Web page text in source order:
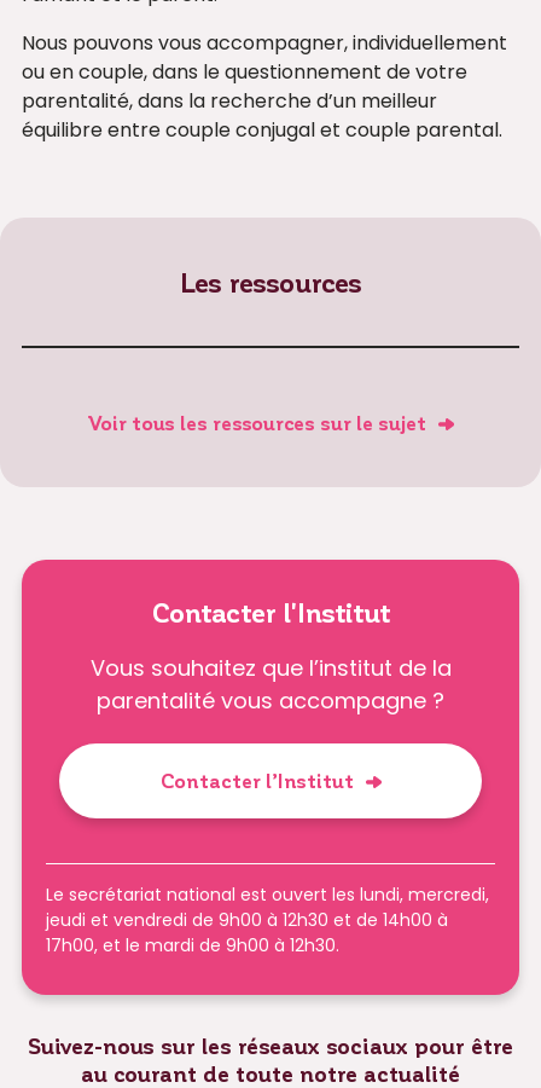
Nous pouvons vous accompagner, individuellement
ou en couple, dans le questionnement de votre
parentalité, dans la recherche d’un meilleur
équilibre entre couple conjugal et couple parental.
Les ressources
Voir tous les ressources sur le sujet
Contacter l'Institut
Vous souhaitez que l’institut de la
parentalité vous accompagne ?
Contacter l’Institut
Le secrétariat national est ouvert les lundi, mercredi,
jeudi et vendredi de 9h00 à 12h30 et de 14h00 à
17h00, et le mardi de 9h00 à 12h30.
Suivez-nous sur les réseaux sociaux pour être
au courant de toute notre actualité